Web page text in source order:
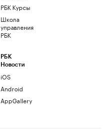
РБК Курсы
Школа
управления
РБК
РБК
Новости
iOS
Android
AppGallery